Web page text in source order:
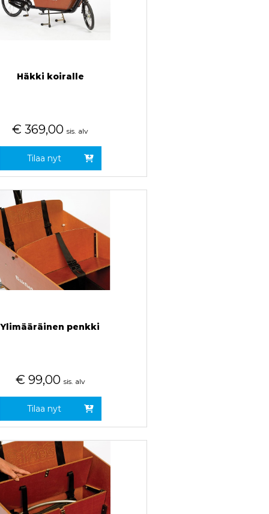
Häkki koiralle
€ 369,00 sis. alv
Tilaa nyt
Ylimääräinen penkki
€ 99,00 sis. alv
Tilaa nyt